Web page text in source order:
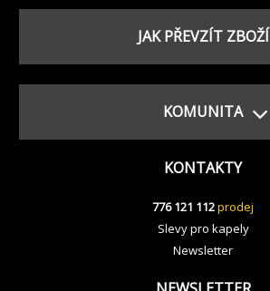
JAK PŘEVZÍT ZBOŽÍ
KOMUNITA
KONTAKTY
776 121 112prodej
Slevy pro kapely
Newsletter